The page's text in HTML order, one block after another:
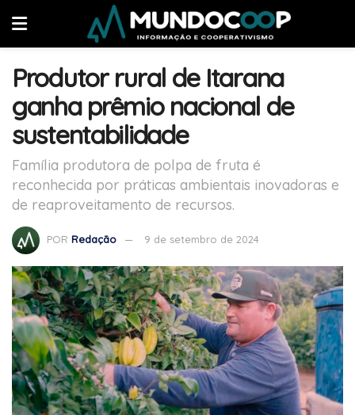
Produtor rural de Itarana
ganha prêmio nacional de
sustentabilidade
Família produtora de polpa de fruta é
reconhecida por práticas ambientais inovadoras e
de reaproveitamento de recursos.
POR Redação 9 de setembro de 2024